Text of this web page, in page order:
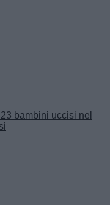
bambini uccisi nel